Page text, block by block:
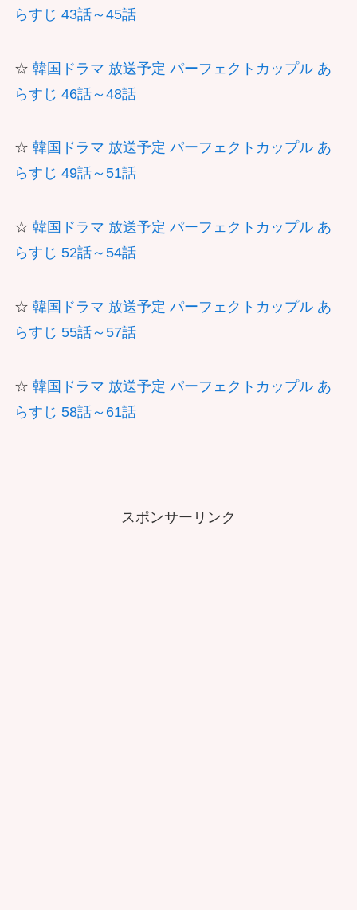
らすじ 43話～45話
☆ 韓国ドラマ 放送予定 パーフェクトカップル あ
らすじ 46話～48話
☆ 韓国ドラマ 放送予定 パーフェクトカップル あ
らすじ 49話～51話
☆ 韓国ドラマ 放送予定 パーフェクトカップル あ
らすじ 52話～54話
☆ 韓国ドラマ 放送予定 パーフェクトカップル あ
らすじ 55話～57話
☆ 韓国ドラマ 放送予定 パーフェクトカップル あ
らすじ 58話～61話
スポンサーリンク